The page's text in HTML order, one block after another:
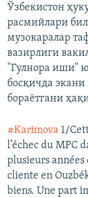
Ўзбекистон
расмийлари
музокаралар
вазирлиги
"Гулнора иши"
босқичда экани
бораётгани
#Karimova 1/
l’échec du MPC
plusieurs
cliente en
biens. Une part